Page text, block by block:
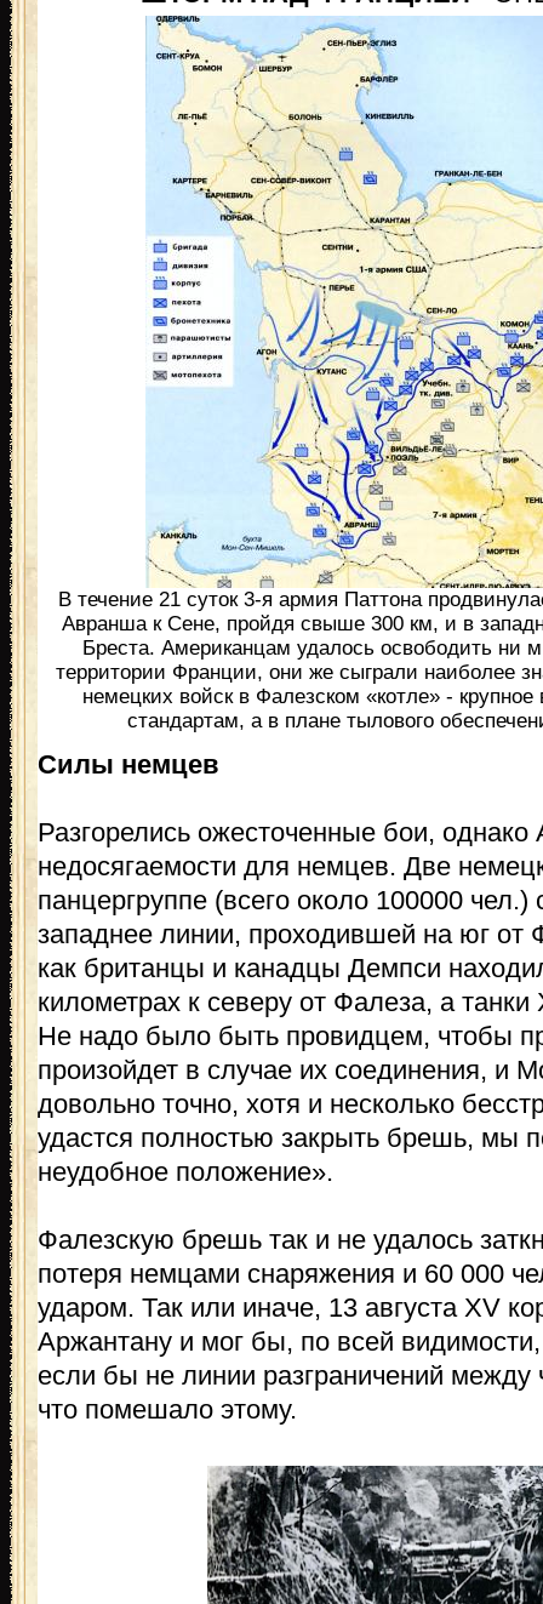
В течение 21 суток 3-я армия Паттона
Авранша к Сене, пройдя свыше 300 км, и в
Бреста. Американцам удалось освободить ни
территории Франции, они же сыграли наиболее
немецких войск в Фалезском «котле» -
стандартам, а в плане тылового
Силы немцев
Разгорелись ожесточенные бои,
недосягаемости для немцев. Две
панцергруппе (всего около 100000 чел.)
западнее линии, проходившей на юг от
как британцы и канадцы Демпси
километрах к северу от Фалеза, а
Не надо было быть провидцем, чтобы
произойдет в случае их соединения, и
довольно точно, хотя и несколько
удастся полностью закрыть брешь, мы
неудобное положение».
Фалезскую брешь так и не удалось
потеря немцами снаряжения и 60 000
ударом. Так или иначе, 13 августа XV
Аржантану и мог бы, по всей
если бы не линии разграничений между
что помешало этому.